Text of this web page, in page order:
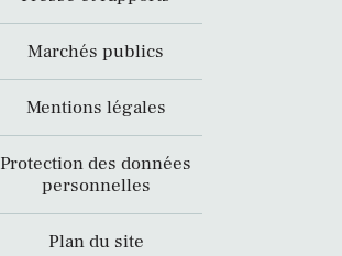
Marchés publics
Mentions légales
Protection des données
personnelles
Plan du site